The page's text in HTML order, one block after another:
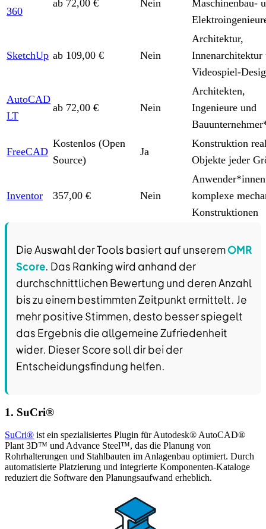
360
ab 72,00 € Nein
Maschinenbau-
SketchUp ab 109,00 € Nein
Architektur,
Innenarchitektur
Videospiel-
AutoCAD
LT
ab 72,00 € Nein
Architekten,
Ingenieure und
FreeCAD
Kostenlos (Open
Source)
Ja
Konstruktion
Objekte jeder
Inventor 357,00 € Nein
komplexe
Konstruktionen
Die Auswahl der Tools basiert auf unseremOMR
Score. Das Ranking wird anhand der
durchschnittlichen Bewertung und deren Anzahl
bis zu einem bestimmten Zeitpunkt ermittelt. Je
mehr positive Stimmen, desto besser spiegelt
das Ergebnis die allgemeine Zufriedenheit
wider. Dieser Score soll dir bei der
Entscheidungsfindung helfen.
1. SuCri®
SuCri® ist ein spezialisiertes Plugin für Autodesk® AutoCAD®
Plant 3D™ und Advance Steel™, das die Planung von
Rohrhalterungen und Stahlbauten im Anlagenbau optimiert. Durch
automatisierte Platzierung und integrierte Komponenten-Kataloge
reduziert die Software den Planungsaufwand erheblich.